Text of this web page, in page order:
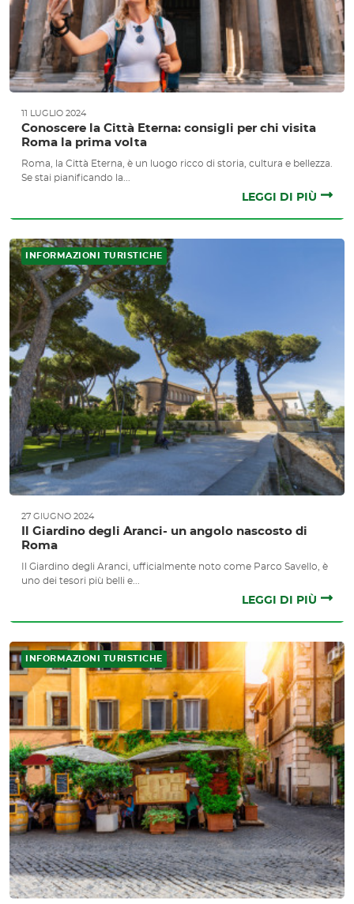
11 LUGLIO 2024
Conoscere la Città Eterna: consigli per chi visita
Roma la prima volta
Roma, la Città Eterna, è un luogo ricco di storia, cultura e bellezza.
Se stai pianificando la...
LEGGI DI PIÙ
INFORMAZIONI TURISTICHE
27 GIUGNO 2024
Il Giardino degli Aranci- un angolo nascosto di
Roma
Il Giardino degli Aranci, ufficialmente noto come Parco Savello, è
uno dei tesori più belli e...
LEGGI DI PIÙ
INFORMAZIONI TURISTICHE